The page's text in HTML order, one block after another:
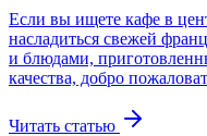
Если вы ищете кафе в
насладиться свежей
и блюдами,
качества, добро
Читать статью